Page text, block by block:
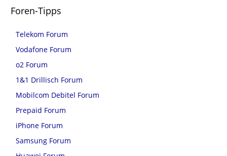
Foren-Tipps
Telekom Forum
Vodafone Forum
o2 Forum
1&1 Drillisch Forum
Mobilcom Debitel Forum
Prepaid Forum
iPhone Forum
Samsung Forum